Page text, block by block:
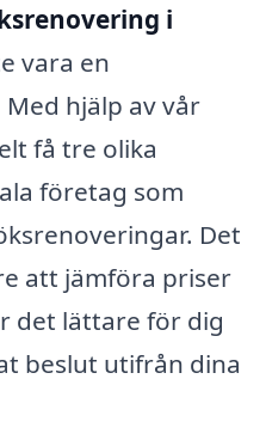
i
vara en
hjälp av vår
få tre olika
företag som
Det
att jämföra priser
det lättare för dig
beslut utifrån dina